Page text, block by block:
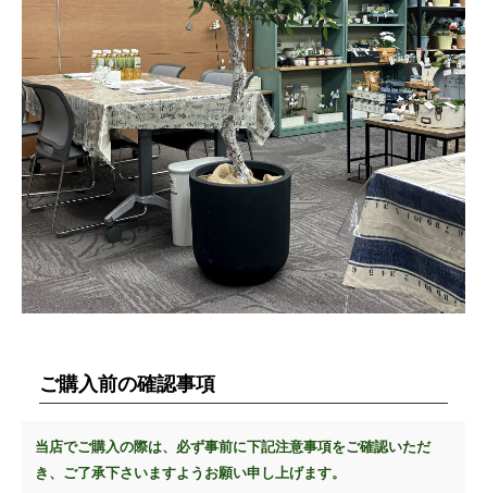
ご購入前の確認事項
当店でご購入の際は、必ず事前に下記注意事項をご確認いただ
き、ご了承下さいますようお願い申し上げます。